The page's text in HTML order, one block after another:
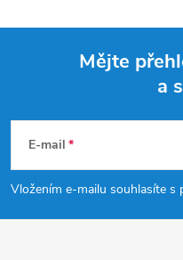
p
a
Mějte
a
E-mail
Vložením e-mailu souhlasíte s